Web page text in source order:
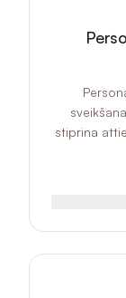
stiprina